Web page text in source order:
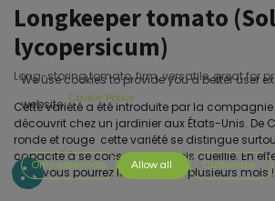
Longkeeper tomato
lycopersicum)
Long-storing tomato, firm, versatile, great for
Cette variété a été introduite par la compagnie
découvrit chez un jardinier aux États-Unis. De
ronde et rouge cette variété se distingue
capacité à se conserver une fois cueillie. En
verte vous pourrez la conserver
We use cookies to provide you a better user
website. Cookie Policy
Only essentials Allow all Customize